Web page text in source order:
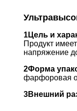
1Цель и
Продукт
напряжение
2Форма
фарфоровая
3Внешний